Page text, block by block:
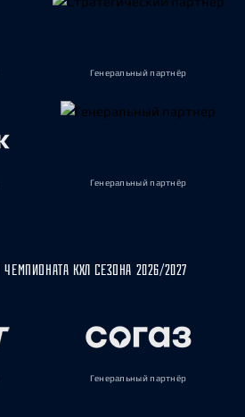
Генеральный партнёр
Генеральный партнёр
КХЛ СЕЗОНА 2026/2027
Генеральный партнёр